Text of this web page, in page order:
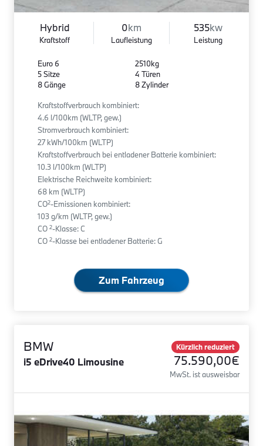
Hybrid
Kraftstoff
0km
Laufleistung
535kw
Leistung
Euro 6
5 Sitze
8 Gänge
2510kg
4 Türen
8 Zylinder
Kraftstoffverbrauch kombiniert:
4.6 l/100km (WLTP, gew.)
Stromverbrauch kombiniert:
27 kWh/100km (WLTP)
Kraftstoffverbrauch bei entladener Batterie kombiniert:
10.3 l/100km (WLTP)
Elektrische Reichweite kombiniert:
68 km (WLTP)
CO2-Emissionen kombiniert:
103 g/km (WLTP, gew.)
CO 2-Klasse: C
CO 2-Klasse bei entladener Batterie: G
Zum Fahrzeug
BMW
i5 eDrive40 Limousine
Kürzlich reduziert
75.590,00€
MwSt. ist ausweisbar